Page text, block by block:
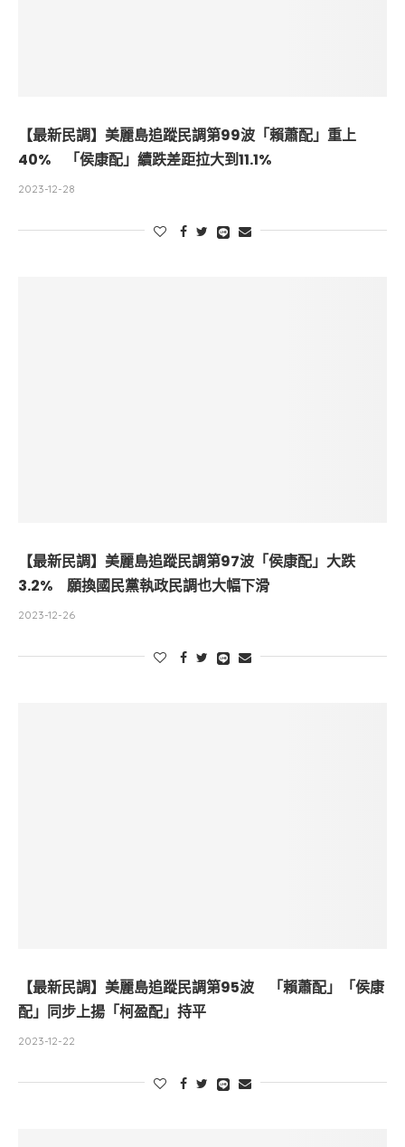
【最新民調】美麗島追蹤民調第99波「賴蕭配」重上
40% 「侯康配」續跌差距拉大到11.1%
2023-12-28
【最新民調】美麗島追蹤民調第97波「侯康配」大跌
3.2% 願換國民黨執政民調也大幅下滑
2023-12-26
【最新民調】美麗島追蹤民調第95波 「賴蕭配」「侯康
配」同步上揚「柯盈配」持平
2023-12-22